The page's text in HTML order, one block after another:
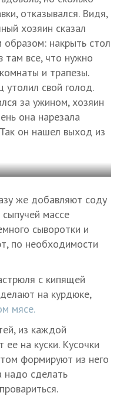
отказывался. Видя,
хозяин сказал
накрыть стол
там все, что нужно
и трапезы.
утолил свой голод.
за ужином, хозяин
она нарезала
он нашел выход из
же добавляют соду
массе
сыворотки и
по необходимости
с кипящей
на курдюке,
мясе.
из каждой
на куски. Кусочки
формируют из него
надо сделать